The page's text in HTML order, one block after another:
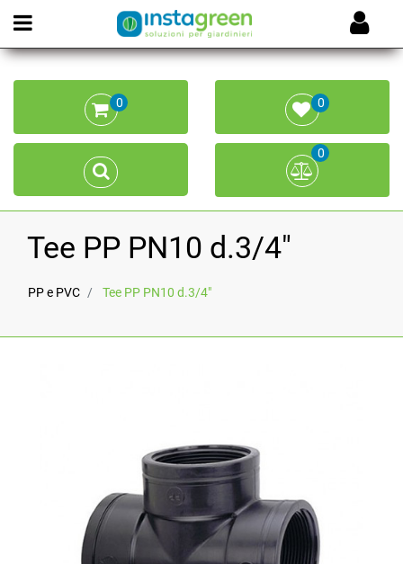
Open menu
0 0
0
Tee PP PN10 d.3/4"
PP e PVC Tee PP PN10 d.3/4"